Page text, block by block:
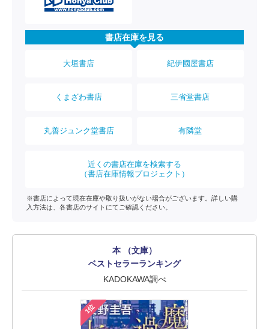
書店在庫を見る
大垣書店 紀伊國屋書店
くまざわ書店 三省堂書店
丸善ジュンク堂書店 有隣堂
近くの書店在庫を検索する
（書店在庫情報プロジェクト）
※書店によって現在在庫や取り扱いがない場合がございます。詳しい購
入方法は、各書店のサイトにてご確認ください。
本 （文庫）
ベストセラーランキング
KADOKAWA調べ
1位